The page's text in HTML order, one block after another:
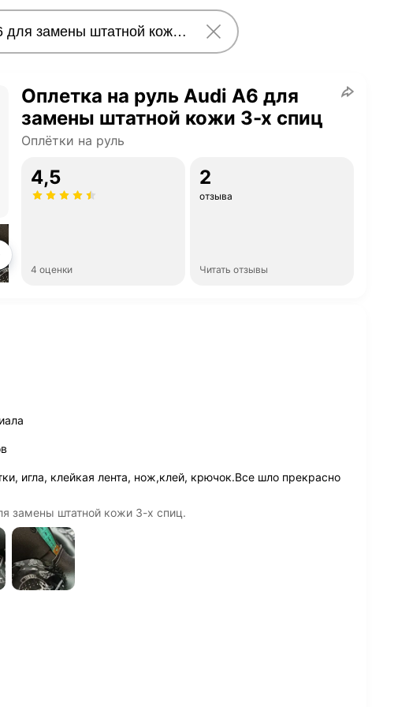
Оплетка на руль Audi A6 для
замены штатной кожи 3-х спиц
Оплётки на руль
4,5
4 оценки
2
отзыва
Читать отзывы
игла, клейкая лента, нож,клей, крючок.Все шло прекрасно
замены штатной кожи 3-х спиц.